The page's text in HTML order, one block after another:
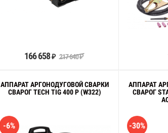
166 658 ₽ 217 640₽
АППАРАТ АРГОНОДУГОВОЙ СВАРКИ
СВАРОГ TECH TIG 400 P (W322)
-6%
АППАРАТ
СВАРОГ
-30%